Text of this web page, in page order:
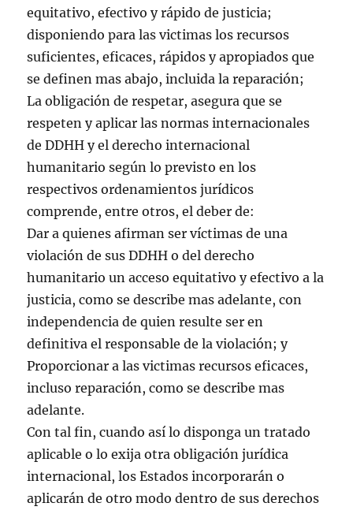
equitativo, efectivo y rápido de justicia;
disponiendo para las victimas los recursos
suficientes, eficaces, rápidos y apropiados que
se definen mas abajo, incluida la reparación;
La obligación de respetar, asegura que se
respeten y aplicar las normas internacionales
de DDHH y el derecho internacional
humanitario según lo previsto en los
respectivos ordenamientos jurídicos
comprende, entre otros, el deber de:
Dar a quienes afirman ser víctimas de una
violación de sus DDHH o del derecho
humanitario un acceso equitativo y efectivo a la
justicia, como se describe mas adelante, con
independencia de quien resulte ser en
definitiva el responsable de la violación; y
Proporcionar a las victimas recursos eficaces,
incluso reparación, como se describe mas
adelante.
Con tal fin, cuando así lo disponga un tratado
aplicable o lo exija otra obligación jurídica
internacional, los Estados incorporarán o
aplicarán de otro modo dentro de sus derechos